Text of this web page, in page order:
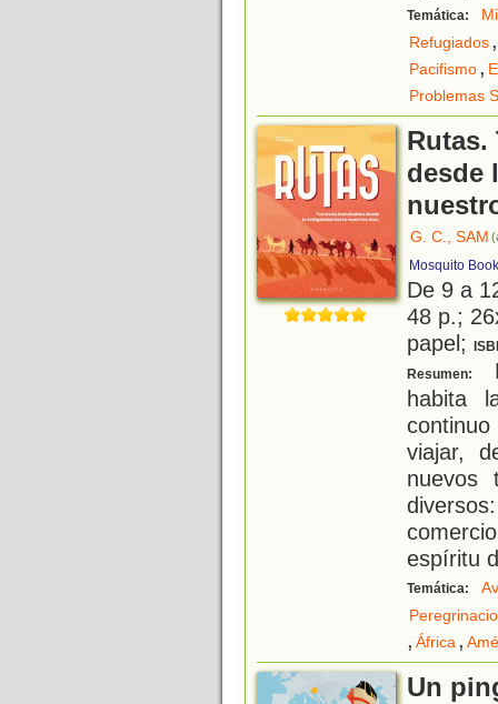
Temática:
Refugiados,
Pacifismo,
Problemas
desde
G. C., SAM
Mosquito
De 9 a
48 p.;
papel;
Resumen:
habita
viajar,
nuevos
espíritu
Temática:
, África,
Un